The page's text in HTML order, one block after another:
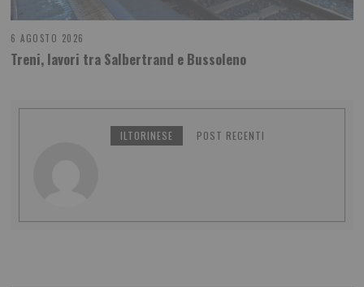
6 AGOSTO 2026
Treni, lavori tra Salbertrand e Bussoleno
ILTORINESE POST RECENTI